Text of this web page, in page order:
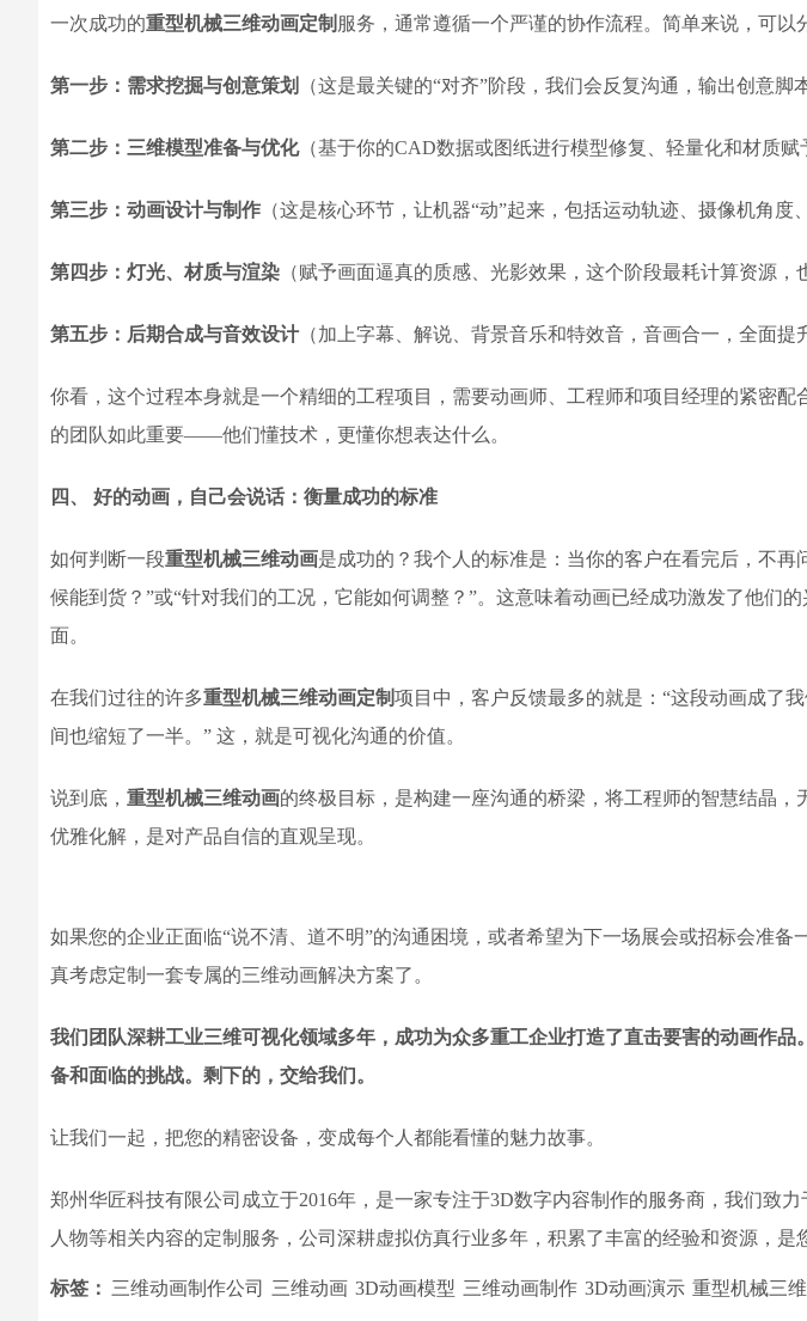
一次成功的重型机械三维动画定制 服务，通常遵循一个严谨的协作流程。简单来说，可以
第一步：需求挖掘与创意策划 （这是最关键的“对齐”阶段，我们会反复沟通，输出创意脚
第二步：三维模型准备与优化（基于你的CAD数据或图纸进行模型修复、轻量化和材质赋
第三步：动画设计与制作 （这是核心环节，让机器“动”起来，包括运动轨迹、摄像机角度
第四步：灯光、材质与渲染 （赋予画面逼真的质感、光影效果，这个阶段最耗计算资源，
第五步：后期合成与音效设计（加上字幕、解说、背景音乐和特效音，音画合一，全面提
你看，这个过程本身就是一个精细的工程项目，需要动画师、工程师和项目经理的紧密
的团队如此重要——他们懂技术，更懂你想表达什么。
四、 好的动画，自己会说话：衡量成功的标准
如何判断一段重型机械三维动画是成功的？我个人的标准是：当你的客户在看完后，不再
候能到货？”或“针对我们的工况，它能如何调整？”。这意味着动画已经成功激发了他们
面。
在我们过往的许多重型机械三维动画定制项目中，客户反馈最多的就是：“这段动画成了
间也缩短了一半。” 这，就是可视化沟通的价值。
说到底， 重型机械三维动画的终极目标，是构建一座沟通的桥梁，将工程师的智慧结晶
优雅化解，是对产品自信的直观呈现。
如果您的企业正面临“说不清、道不明”的沟通困境，或者希望为下一场展会或招标会准备
真考虑定制一套专属的三维动画解决方案了。
我们团队深耕工业三维可视化领域多年，成功为众多重工企业打造了直击要害的动画作
备和面临的挑战。剩下的，交给我们。
让我们一起，把您的精密设备，变成每个人都能看懂的魅力故事。
郑州华匠科技有限公司成立于2016年，是一家专注于3D数字内容制作的服务商，我们致
人物等相关内容的定制服务，公司深耕虚拟仿真行业多年，积累了丰富的经验和资源，是
标签： 三维动画制作公司 三维动画 3D动画模型 三维动画制作 3D动画演示 重型机械三